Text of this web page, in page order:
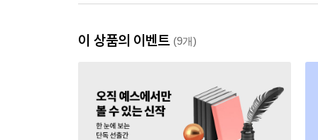
이 상품의 이벤트 (9개)